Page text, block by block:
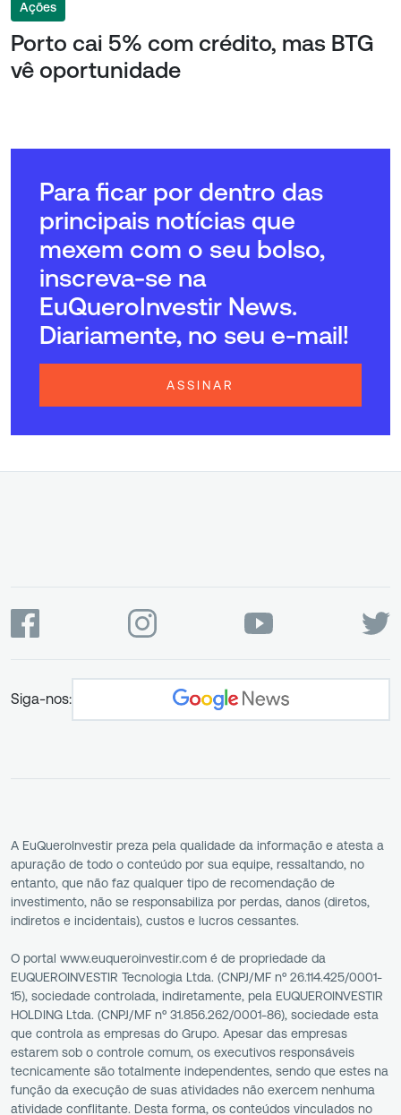
Ações
Porto cai 5% com crédito, mas BTG
vê oportunidade
Para ficar por dentro das
principais notícias que
mexem com o seu bolso,
inscreva-se na
EuQueroInvestir News.
Diariamente, no seu e-mail!
ASSINAR
Siga-nos:
A EuQueroInvestir preza pela qualidade da informação e atesta a
apuração de todo o conteúdo por sua equipe, ressaltando, no
entanto, que não faz qualquer tipo de recomendação de
investimento, não se responsabiliza por perdas, danos (diretos,
indiretos e incidentais), custos e lucros cessantes.
O portal www.euqueroinvestir.com é de propriedade da
EUQUEROINVESTIR Tecnologia Ltda. (CNPJ/MF nº 26.114.425/0001-
15), sociedade controlada, indiretamente, pela EUQUEROINVESTIR
HOLDING Ltda. (CNPJ/MF nº 31.856.262/0001-86), sociedade esta
que controla as empresas do Grupo. Apesar das empresas
estarem sob o controle comum, os executivos responsáveis
tecnicamente são totalmente independentes, sendo que estes na
função da execução de suas atividades não exercem nenhuma
atividade conflitante. Desta forma, os conteúdos vinculados no